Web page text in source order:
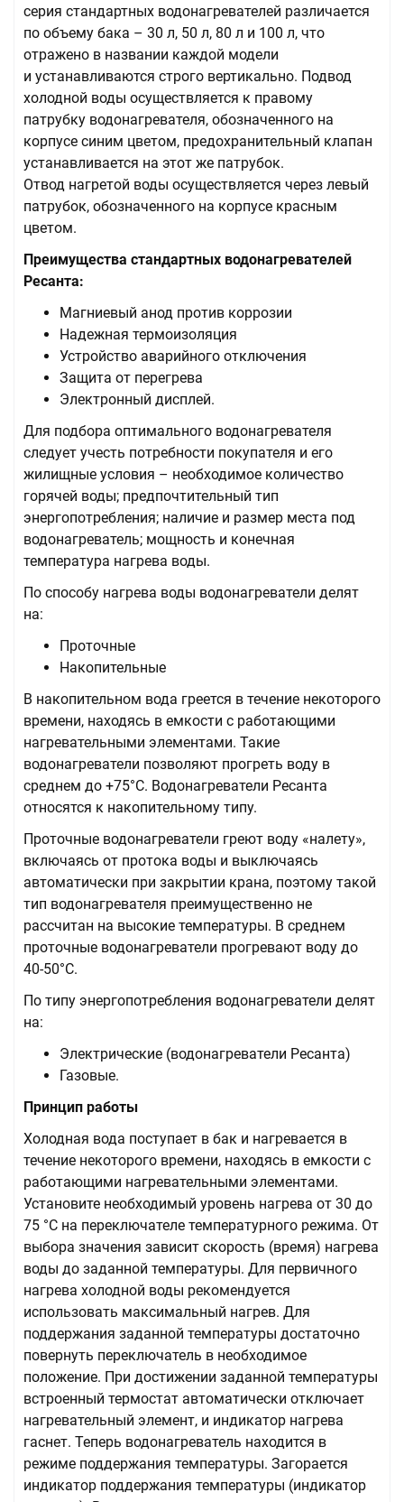
серия стандартных водонагревателей различается
по объему бака – 30 л, 50 л, 80 л и 100 л, что
отражено в названии каждой модели
и устанавливаются строго вертикально. Подвод
холодной воды осуществляется к правому
патрубку водонагревателя, обозначенного на
корпусе синим цветом, предохранительный клапан
устанавливается на этот же патрубок.
Отвод нагретой воды осуществляется через левый
патрубок, обозначенного на корпусе красным
цветом.
Преимущества стандартных водонагревателей
Ресанта:
Магниевый анод против коррозии
Надежная термоизоляция
Устройство аварийного отключения
Защита от перегрева
Электронный дисплей.
Для подбора оптимального водонагревателя
следует учесть потребности покупателя и его
жилищные условия – необходимое количество
горячей воды; предпочтительный тип
энергопотребления; наличие и размер места под
водонагреватель; мощность и конечная
температура нагрева воды.
По способу нагрева воды водонагреватели делят
на:
Проточные
Накопительные
В накопительном вода греется в течение некоторого
времени, находясь в емкости с работающими
нагревательными элементами. Такие
водонагреватели позволяют прогреть воду в
среднем до +75°С. Водонагреватели Ресанта
относятся к накопительному типу.
Проточные водонагреватели греют воду «налету»,
включаясь от протока воды и выключаясь
автоматически при закрытии крана, поэтому такой
тип водонагревателя преимущественно не
рассчитан на высокие температуры. В среднем
проточные водонагреватели прогревают воду до
40-50°С.
По типу энергопотребления водонагреватели делят
на:
Электрические (водонагреватели Ресанта)
Газовые.
Принцип работы
Холодная вода поступает в бак и нагревается в
течение некоторого времени, находясь в емкости с
работающими нагревательными элементами.
Установите необходимый уровень нагрева от 30 до
75 °С на переключателе температурного режима. От
выбора значения зависит скорость (время) нагрева
воды до заданной температуры. Для первичного
нагрева холодной воды рекомендуется
использовать максимальный нагрев. Для
поддержания заданной температуры достаточно
повернуть переключатель в необходимое
положение. При достижении заданной температуры
встроенный термостат автоматически отключает
нагревательный элемент, и индикатор нагрева
гаснет. Теперь водонагреватель находится в
режиме поддержания температуры. Загорается
индикатор поддержания температуры (индикатор